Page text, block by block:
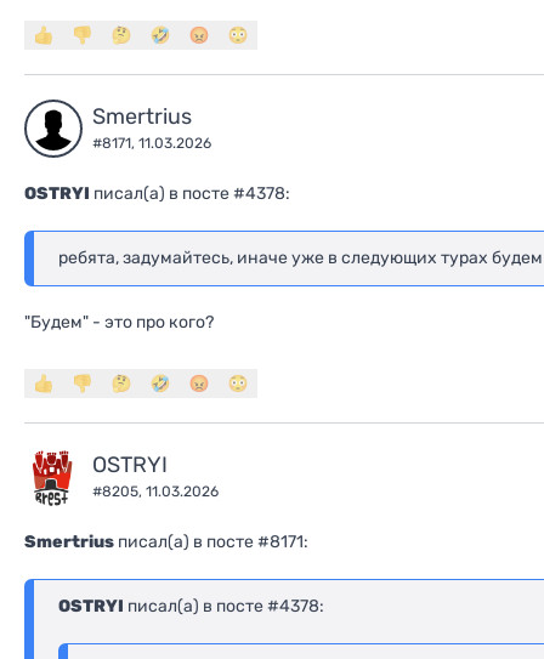
Smertrius
#8171, 11.03.2026
OSTRYI писал(a) в посте #4378:
ребята, задумайтесь, иначе уже в следующих турах
"Будем" - это про кого?
OSTRYI
#8205, 11.03.2026
Smertrius писал(a) в посте #8171:
OSTRYI писал(a) в посте #4378: